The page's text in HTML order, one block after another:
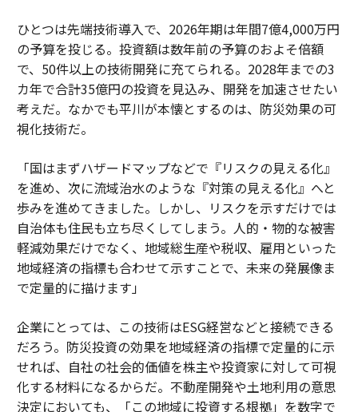
ひとつは先端技術導入で、2026年期は年間7億4,000万円
の予算を投じる。投資額は数年前の予算のおよそ倍額
で、50件以上の技術開発に充てられる。2028年までの3
カ年で合計35億円の投資を見込み、開発を加速させたい
考えだ。なかでも平川が本懐とするのは、防災効果の可
視化技術だ。
「国はまずハザードマップなどで『リスクの見える化』
を進め、次に流域治水のような『対策の見える化』へと
歩みを進めてきました。しかし、リスクを示すだけでは
自治体も住民も立ち尽くしてしまう。人的・物的な被害
軽減効果だけでなく、地域総生産や税収、雇用といった
地域経済の指標も合わせて示すことで、未来の発展像ま
で定量的に描けます」
企業にとっては、この技術はESG経営などと接続できる
だろう。防災投資の効果を地域経済の指標で定量的に示
せれば、自社の社会的価値を株主や投資家に対して可視
化する材料になるからだ。不動産開発や土地利用の意思
決定においても、「この地域に投資する根拠」を数字で